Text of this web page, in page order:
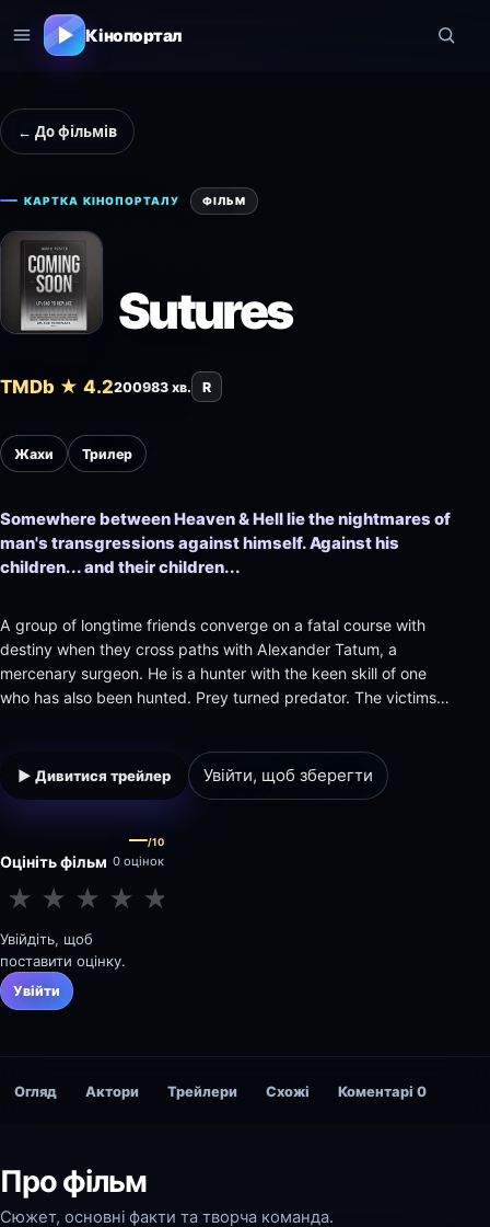
Кінопортал
← До фільмів
КАРТКА КІНОПОРТАЛУ ФІЛЬМ
Sutures
TMDb ★ 4.2200983 хв. R
Жахи Трилер
Somewhere between Heaven & Hell lie the nightmares of
man's transgressions against himself. Against his
children... and their children...
A group of longtime friends converge on a fatal course with
destiny when they cross paths with Alexander Tatum, a
mercenary surgeon. He is a hunter with the keen skill of one
who has also been hunted. Prey turned predator. The victims
survi…
▶ Дивитися трейлер Увійти, щоб зберегти
Оцініть фільм
—/10
0 оцінок
★ ★ ★ ★ ★
Увійдіть, щоб
поставити оцінку.
Увійти
Огляд Актори Трейлери Схожі Коментарі 0
Про фільм
Сюжет, основні факти та творча команда.